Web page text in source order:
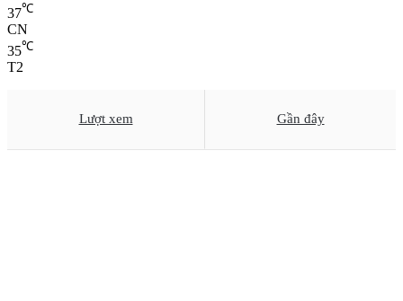
37℃
CN
35℃
T2
Lượt xem Gần đây